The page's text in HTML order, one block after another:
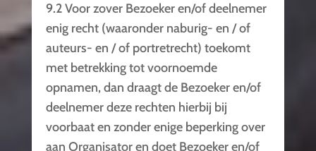
9.2 Voor zover Bezoeker en/of deelnemer
enig recht (waaronder naburig- en / of
auteurs- en / of portretrecht) toekomt
met betrekking tot voornoemde
opnamen, dan draagt de Bezoeker en/of
deelnemer deze rechten hierbij bij
voorbaat en zonder enige beperking over
aan Organisator en doet Bezoeker en/of